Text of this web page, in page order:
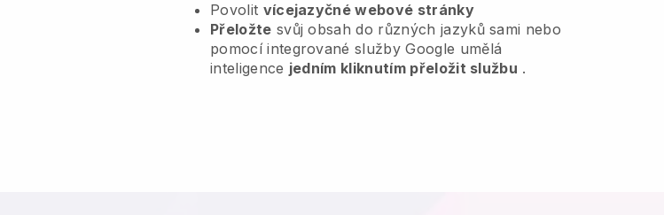
Povolit vícejazyčné webové stránky
Přeložte svůj obsah do různých jazyků sami nebo
pomocí integrované služby Google umělá
inteligence jedním kliknutím přeložit službu .